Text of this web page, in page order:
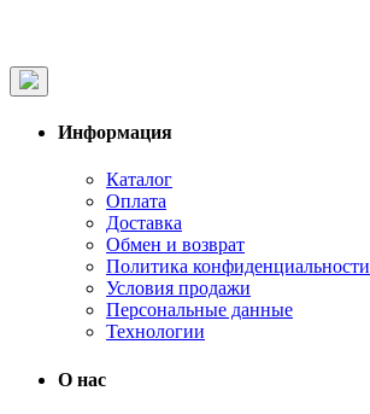
Информация
Каталог
Оплата
Доставка
Обмен и возврат
Политика конфиденциальности
Условия продажи
Персональные данные
Технологии
О нас